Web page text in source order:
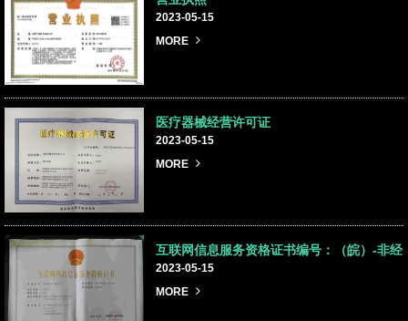
2023-05-15
MORE
医疗器械经营许可证
2023-05-15
MORE
互联网信息服务资格证书编号：（皖）-非经
营性-2019-0037
2023-05-15
MORE